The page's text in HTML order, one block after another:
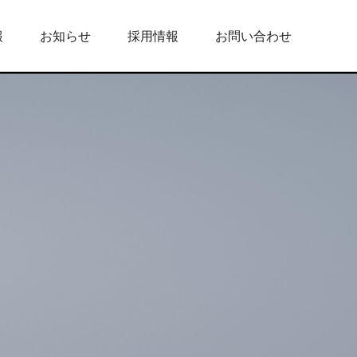
お知らせ 採用情報 お問い合わせ